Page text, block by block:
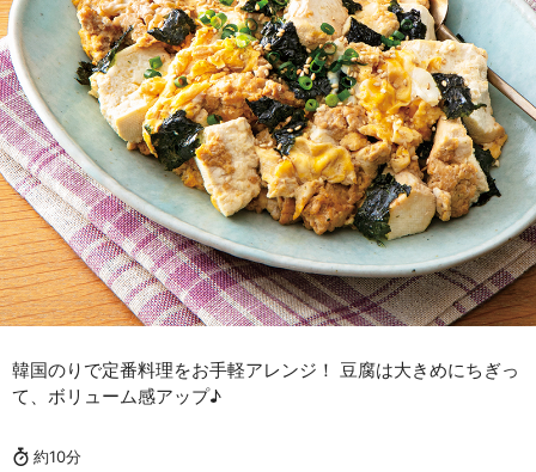
韓国のりで定番料理をお手軽アレンジ！ 豆腐は大きめにちぎっ
て、ボリューム感アップ♪
約10分